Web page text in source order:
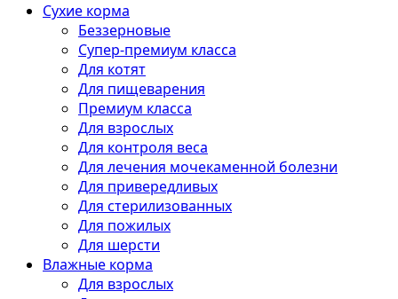
Сухие корма
Беззерновые
Супер-премиум класса
Для котят
Для пищеварения
Премиум класса
Для взрослых
Для контроля веса
Для лечения мочекаменной болезни
Для привередливых
Для стерилизованных
Для пожилых
Для шерсти
Влажные корма
Для взрослых